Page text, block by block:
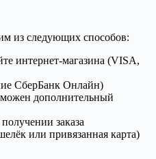
из следующих способов:
интернет-магазина (VISA,
СберБанк Онлайн)
дополнительный
заказа
или привязанная карта)